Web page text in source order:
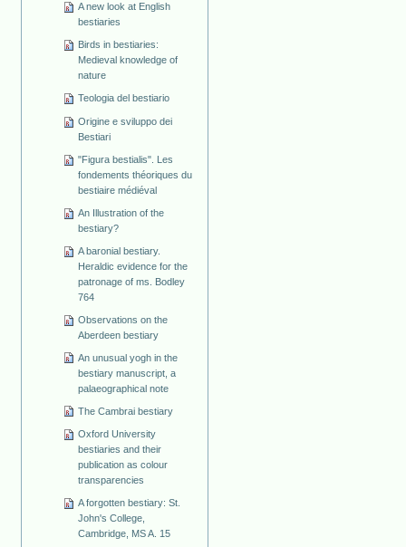
A new look at English
bestiaries
Birds in bestiaries:
Medieval knowledge of
nature
Teologia del bestiario
Origine e sviluppo dei
Bestiari
"Figura bestialis". Les
fondements théoriques du
bestiaire médiéval
An Illustration of the
bestiary?
A baronial bestiary.
Heraldic evidence for the
patronage of ms. Bodley
764
Observations on the
Aberdeen bestiary
An unusual yogh in the
bestiary manuscript, a
palaeographical note
The Cambrai bestiary
Oxford University
bestiaries and their
publication as colour
transparencies
A forgotten bestiary: St.
John's College,
Cambridge, MS A. 15